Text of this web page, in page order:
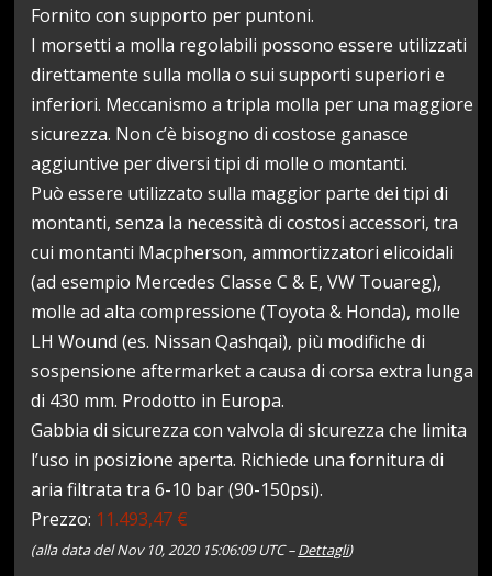
Fornito con supporto per puntoni.
I morsetti a molla regolabili possono essere utilizzati
direttamente sulla molla o sui supporti superiori e
inferiori. Meccanismo a tripla molla per una maggiore
sicurezza. Non c’è bisogno di costose ganasce
aggiuntive per diversi tipi di molle o montanti.
Può essere utilizzato sulla maggior parte dei tipi di
montanti, senza la necessità di costosi accessori, tra
cui montanti Macpherson, ammortizzatori elicoidali
(ad esempio Mercedes Classe C & E, VW Touareg),
molle ad alta compressione (Toyota & Honda), molle
LH Wound (es. Nissan Qashqai), più modifiche di
sospensione aftermarket a causa di corsa extra lunga
di 430 mm. Prodotto in Europa.
Gabbia di sicurezza con valvola di sicurezza che limita
l’uso in posizione aperta. Richiede una fornitura di
aria filtrata tra 6-10 bar (90-150psi).
Prezzo: 11.493,47 €
(alla data del Nov 10, 2020 15:06:09 UTC –Dettagli)